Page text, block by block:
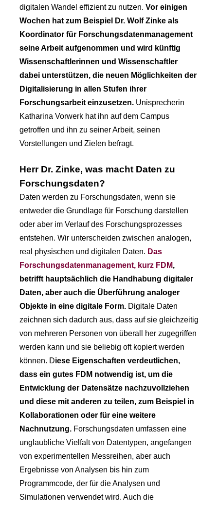
digitalen Wandel effizient zu nutzen. Vor einigen
Wochen hat zum Beispiel Dr. Wolf Zinke als
Koordinator für Forschungsdatenmanagement
seine Arbeit aufgenommen und wird künftig
Wissenschaftlerinnen und Wissenschaftler
dabei unterstützen, die neuen Möglichkeiten der
Digitalisierung in allen Stufen ihrer
Forschungsarbeit einzusetzen. Unisprecherin
Katharina Vorwerk hat ihn auf dem Campus
getroffen und ihn zu seiner Arbeit, seinen
Vorstellungen und Zielen befragt.
Herr Dr. Zinke, was macht Daten zu
Forschungsdaten?
Daten werden zu Forschungsdaten, wenn sie
entweder die Grundlage für Forschung darstellen
oder aber im Verlauf des Forschungsprozesses
entstehen. Wir unterscheiden zwischen analogen,
real physischen und digitalen Daten. Das
Forschungsdatenmanagement, kurz FDM,
betrifft hauptsächlich die Handhabung digitaler
Daten, aber auch die Überführung analoger
Objekte in eine digitale Form. Digitale Daten
zeichnen sich dadurch aus, dass auf sie gleichzeitig
von mehreren Personen von überall her zugegriffen
werden kann und sie beliebig oft kopiert werden
können. Diese Eigenschaften verdeutlichen,
dass ein gutes FDM notwendig ist, um die
Entwicklung der Datensätze nachzuvollziehen
und diese mit anderen zu teilen, zum Beispiel in
Kollaborationen oder für eine weitere
Nachnutzung. Forschungsdaten umfassen eine
unglaubliche Vielfalt von Datentypen, angefangen
von experimentellen Messreihen, aber auch
Ergebnisse von Analysen bis hin zum
Programmcode, der für die Analysen und
Simulationen verwendet wird. Auch die